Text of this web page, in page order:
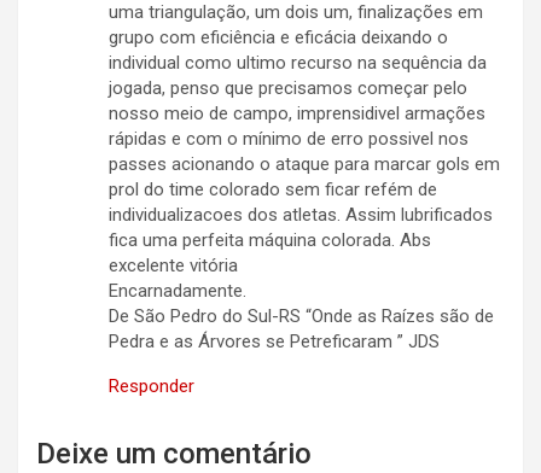
uma triangulação, um dois um, finalizações em
grupo com eficiência e eficácia deixando o
individual como ultimo recurso na sequência da
jogada, penso que precisamos começar pelo
nosso meio de campo, imprensidivel armações
rápidas e com o mínimo de erro possivel nos
passes acionando o ataque para marcar gols em
prol do time colorado sem ficar refém de
individualizacoes dos atletas. Assim lubrificados
fica uma perfeita máquina colorada. Abs
excelente vitória
Encarnadamente.
De São Pedro do Sul-RS “Onde as Raízes são de
Pedra e as Árvores se Petreficaram ” JDS
Responder
Deixe um comentário